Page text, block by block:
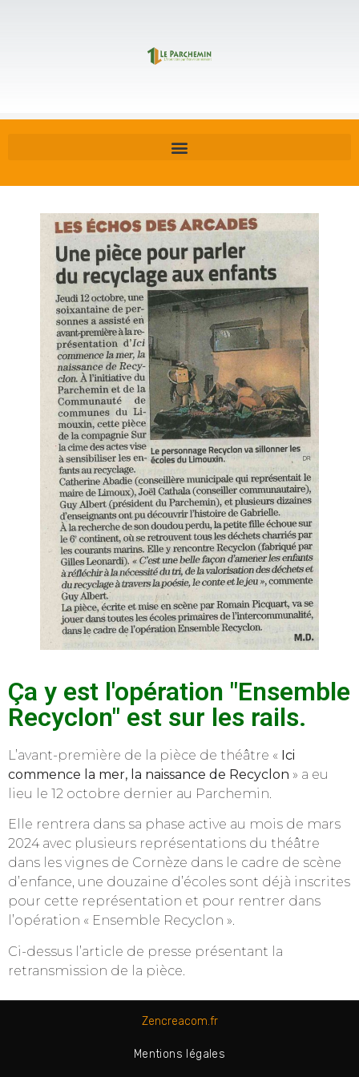
Ça y est l'opération "Ensemble
Recyclon" est sur les rails.
L’avant-première de la pièce de théâtre « Ici
commence la mer, la naissance de Recyclon » a eu
lieu le 12 octobre dernier au Parchemin.
Elle rentrera dans sa phase active au mois de mars
2024 avec plusieurs représentations du théâtre
dans les vignes de Cornèze dans le cadre de scène
d’enfance, une douzaine d’écoles sont déjà inscrites
pour cette représentation et pour rentrer dans
l’opération « Ensemble Recyclon ».
Ci-dessus l’article de presse présentant la
retransmission de la pièce.
Zencreacom.fr
Mentions légales